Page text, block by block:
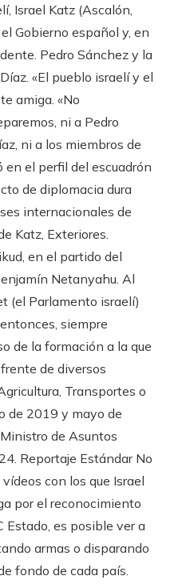
Israel Katz (Ascalón,
Gobierno español y, en
Pedro Sánchez y la
«El pueblo israelí y el
amiga. «No
ni a Pedro
ni a los miembros de
en el perfil del escuadrón
de diplomacia dura
internacionales de
Katz, Exteriores.
en el partido del
Netanyahu. Al
(el Parlamento israelí)
siempre
de la formación a la que
de diversos
Transportes o
de 2019 y mayo de
de Asuntos
Reportaje Estándar No
con los que Israel
por el reconocimiento
Estado, es posible ver a
armas o disparando
fondo de cada país.